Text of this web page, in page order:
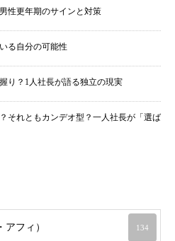
性更年期のサインと対策
る自分の可能性
り？1人社長が語る独立の現実
それともカンデオ型？一人社長が「選ば
フィ） 134